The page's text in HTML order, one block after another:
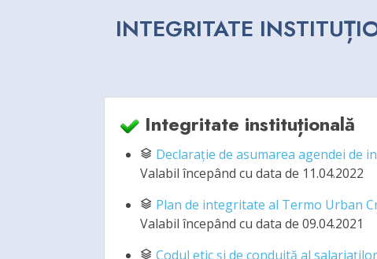
INTEGRITATE
Integritate instituțională
Declarație de asumarea agendei de
Valabil începând cu data de 11.04.2022
Plan de integritate al Termo Urban
Valabil începând cu data de 09.04.2021
Codul etic și de conduită al